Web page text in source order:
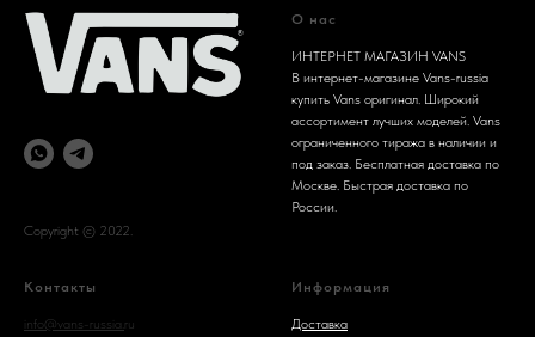
Copyright © 2022.
О нас
ИНТЕРНЕТ МАГАЗИН VANS
В интернет-магазине Vans-russia
купить Vans оригинал. Широкий
ассортимент лучших моделей. Vans
ограниченного тиража в наличии и
под заказ. Бесплатная доставка по
Москве. Быстрая доставка по
России.
Контакты
info@vans-russia. ru
Информация
Доставка